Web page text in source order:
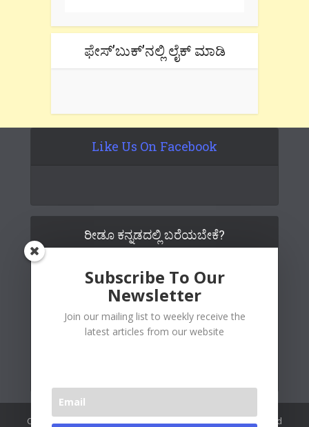
ಫೇಸ್’ಬುಕ್’ನಲ್ಲಿ ಲೈಕ್ ಮಾಡಿ
Like Us On Facebook
ರೀಡೂ ಕನ್ನಡದಲ್ಲಿ ಬರೆಯಬೇಕೆ?
Copywrite© 2026 Readoo Media Private Limited. Created and
Subscribe To Our
Newsletter
Join our mailing list to weekly receive the
latest articles from our website